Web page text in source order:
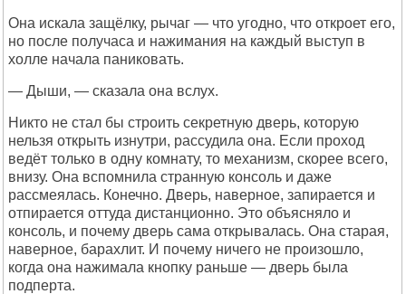
Она искала защёлку, рычаг — что угодно, что откроет его,
но после получаса и нажимания на каждый выступ в
холле начала паниковать.
— Дыши, — сказала она вслух.
Никто не стал бы строить секретную дверь, которую
нельзя открыть изнутри, рассудила она. Если проход
ведёт только в одну комнату, то механизм, скорее всего,
внизу. Она вспомнила странную консоль и даже
рассмеялась. Конечно. Дверь, наверное, запирается и
отпирается оттуда дистанционно. Это объясняло и
консоль, и почему дверь сама открывалась. Она старая,
наверное, барахлит. И почему ничего не произошло,
когда она нажимала кнопку раньше — дверь была
подперта.